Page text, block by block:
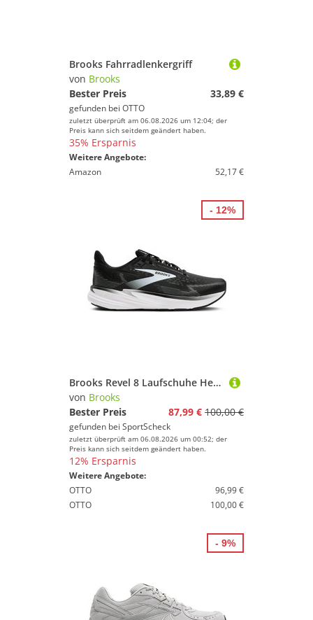
Brooks Fahrradlenkergriff
von Brooks
Bester Preis
33,89 €
gefunden bei OTTO
zuletzt überprüft am 06.08.2026 um 12:04; der
Preis kann sich seitdem geändert haben.
35% Ersparnis
Weitere Angebote:
Amazon
52,17 €
Brooks Revel 8 Laufschuhe Herren
von Brooks
Bester Preis
87,99 € 100,00 €
gefunden bei SportScheck
zuletzt überprüft am 06.08.2026 um 00:52; der
Preis kann sich seitdem geändert haben.
12% Ersparnis
Weitere Angebote:
OTTO
96,99 €
OTTO
100,00 €
- 12%
- 9%